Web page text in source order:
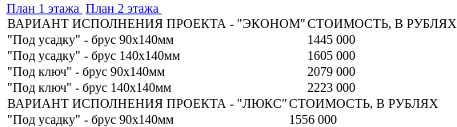
План 1 этажа План 2 этажа
ВАРИАНТ ИСПОЛНЕНИЯ ПРОЕКТА - "ЭКОНОМ"СТОИМОСТЬ, В РУБЛЯХ
"Под усадку" - брус 90х140мм
1445 000
"Под усадку" - брус 140х140мм
1605 000
"Под ключ" - брус 90х140мм
2079 000
"Под ключ" - брус 140х140мм
2223 000
ВАРИАНТ ИСПОЛНЕНИЯ ПРОЕКТА - "ЛЮКС"СТОИМОСТЬ, В РУБЛЯХ
"Под усадку" - брус 90х140мм
1556 000